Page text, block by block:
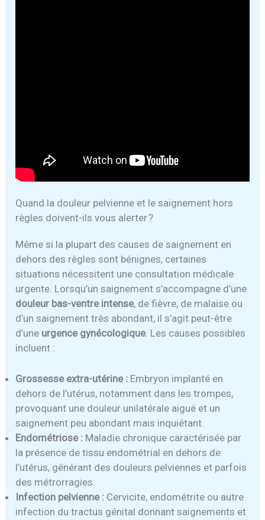
Quand la douleur pelvienne et le saignement hors
règles doivent-ils vous alerter ?
Même si la plupart des causes de saignement en
dehors des règles sont bénignes, certaines
situations nécessitent une consultation médicale
urgente. Lorsqu’un saignement s’accompagne d’une
douleur bas-ventre intense, de fièvre, de malaise ou
d’un saignement très abondant, il s’agit peut-être
d’une urgence gynécologique. Les causes possibles
incluent :
Grossesse extra-utérine : Embryon implanté en
dehors de l’utérus, notamment dans les trompes,
provoquant une douleur unilatérale aiguë et un
saignement peu abondant mais inquiétant.
Endométriose : Maladie chronique caractérisée par
la présence de tissu endométrial en dehors de
l’utérus, générant des douleurs pelviennes et parfois
des métrorragies.
Infection pelvienne : Cervicite, endométrite ou autre
infection du tractus génital donnant saignements et